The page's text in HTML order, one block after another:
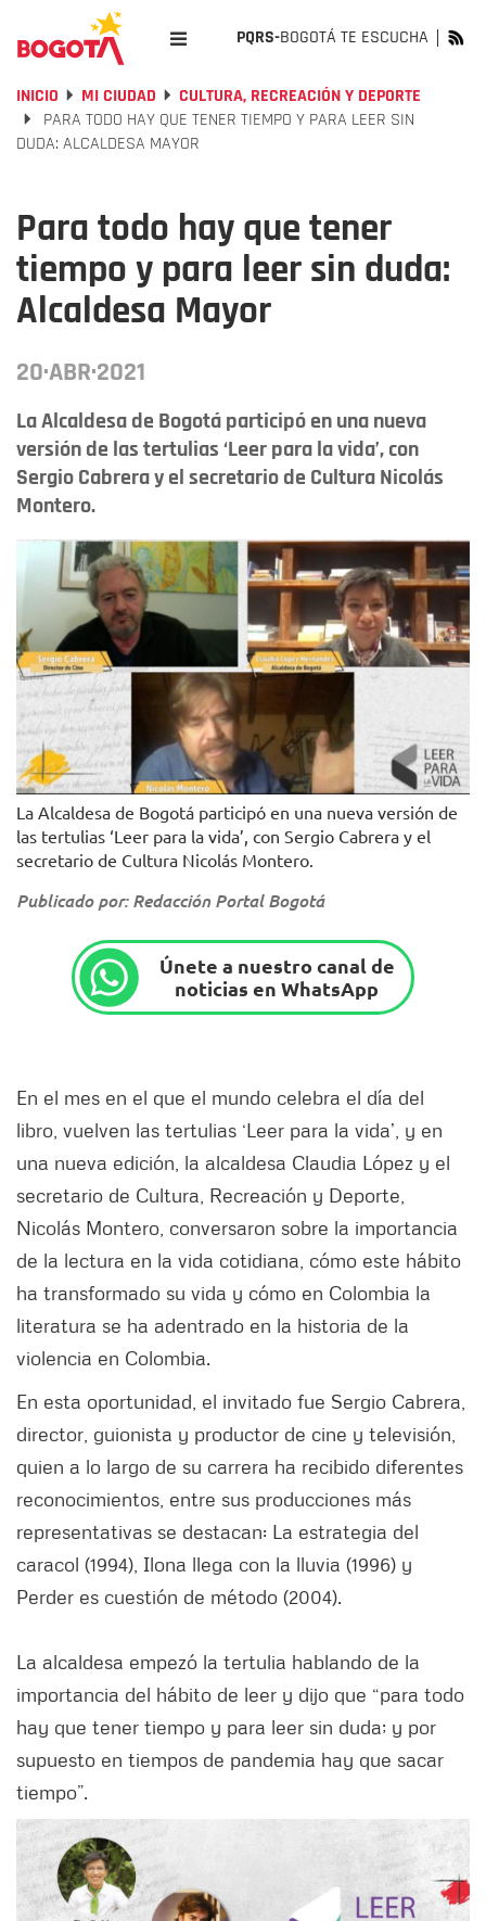
PQRS-BOGOTÁ TE ESCUCHA
INICIO MI CIUDAD
CULTURA, RECREACIÓN Y DEPORTE
PARA TODO HAY QUE TENER TIEMPO Y PARA LEER SIN
DUDA: ALCALDESA MAYOR
Para todo hay que tener
tiempo y para leer sin duda:
Alcaldesa Mayor
20·ABR·2021
La Alcaldesa de Bogotá participó en una nueva
versión de las tertulias ‘Leer para la vida’, con
Sergio Cabrera y el secretario de Cultura Nicolás
Montero.
La Alcaldesa de Bogotá participó en una nueva versión de
las tertulias ‘Leer para la vida’, con Sergio Cabrera y el
secretario de Cultura Nicolás Montero.
Publicado por: Redacción Portal Bogotá
Únete a nuestro canal de
noticias en WhatsApp
En el mes en el que el mundo celebra el día del
libro, vuelven las tertulias ‘Leer para la vida’, y en
una nueva edición, la alcaldesa Claudia López y el
secretario de Cultura, Recreación y Deporte,
Nicolás Montero, conversaron sobre la importancia
de la lectura en la vida cotidiana, cómo este hábito
ha transformado su vida y cómo en Colombia la
literatura se ha adentrado en la historia de la
violencia en Colombia.
En esta oportunidad, el invitado fue Sergio Cabrera,
director, guionista y productor de cine y televisión,
quien a lo largo de su carrera ha recibido diferentes
reconocimientos, entre sus producciones más
representativas se destacan: La estrategia del
caracol (1994), Ilona llega con la lluvia (1996) y
Perder es cuestión de método (2004).
La alcaldesa empezó la tertulia hablando de la
importancia del hábito de leer y dijo que “para todo
hay que tener tiempo y para leer sin duda; y por
supuesto en tiempos de pandemia hay que sacar
tiempo”.